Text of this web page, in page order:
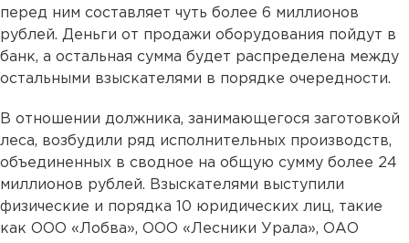
перед ним составляет чуть более 6 миллионов
рублей. Деньги от продажи оборудования пойдут в
банк, а остальная сумма будет распределена между
остальными взыскателями в порядке очередности.
В отношении должника, занимающегося заготовкой
леса, возбудили ряд исполнительных производств,
объединенных в сводное на общую сумму более 24
миллионов рублей. Взыскателями выступили
физические и порядка 10 юридических лиц, такие
как ООО «Лобва», ООО «Лесники Урала», ОАО